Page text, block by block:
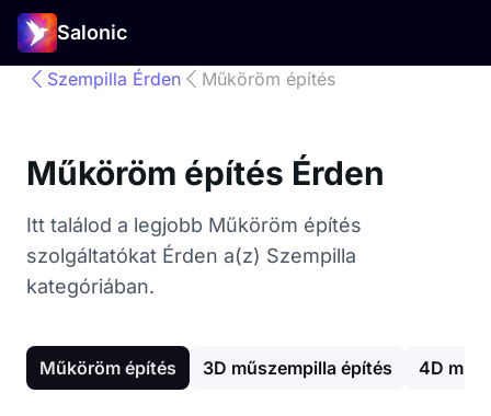
Salonic
Szempilla Érden Műköröm építés
Műköröm építés Érden
Itt találod a legjobb Műköröm építés
szolgáltatókat Érden a(z) Szempilla
kategóriában.
Műköröm építés 3D műszempilla építés 4D